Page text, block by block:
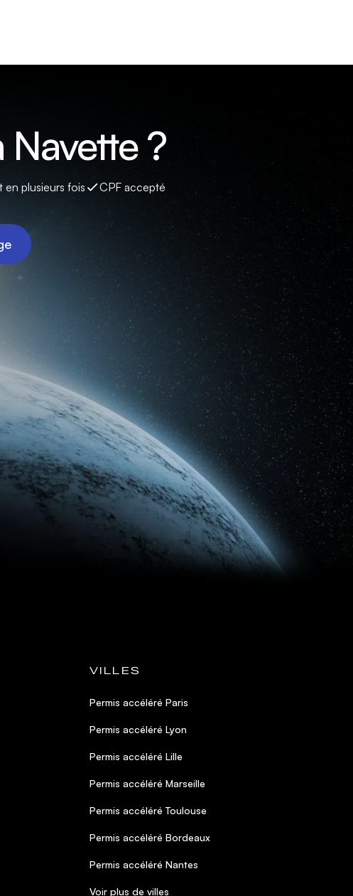
?
en plusieurs fois
CPF accepté
VILLES
Permis accéléré Paris
Permis accéléré Lyon
Permis accéléré Lille
Permis accéléré Marseille
Permis accéléré Toulouse
Permis accéléré Bordeaux
Permis accéléré Nantes
Voir plus de villes